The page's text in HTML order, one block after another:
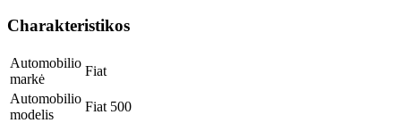
Charakteristikos
Automobilio
markė
Fiat
Automobilio
modelis
Fiat 500